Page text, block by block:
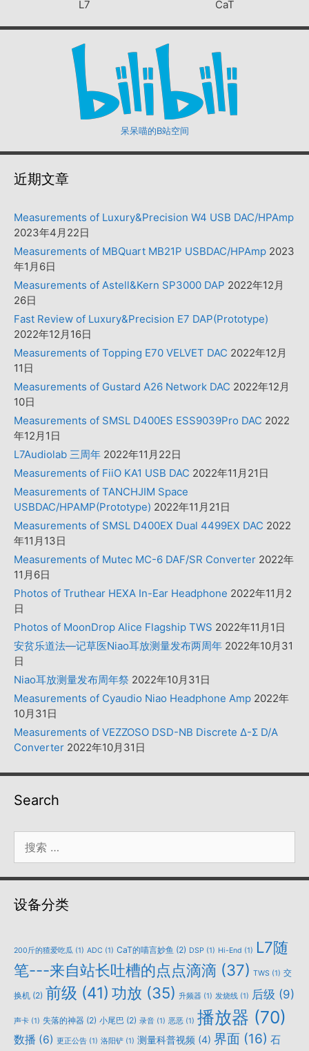
L7 CaT
呆呆喵的B站空间
近期文章
Measurements of Luxury&Precision W4 USB DAC/HPAmp
2023年4月22日
Measurements of MBQuart MB21P USBDAC/HPAmp 2023
年1月6日
Measurements of Astell&Kern SP3000 DAP 2022年12月
26日
Fast Review of Luxury&Precision E7 DAP(Prototype)
2022年12月16日
Measurements of Topping E70 VELVET DAC 2022年12月
11日
Measurements of Gustard A26 Network DAC 2022年12月
10日
Measurements of SMSL D400ES ESS9039Pro DAC 2022
年12月1日
L7Audiolab 三周年 2022年11月22日
Measurements of FiiO KA1 USB DAC 2022年11月21日
Measurements of TANCHJIM Space
USBDAC/HPAMP(Prototype) 2022年11月21日
Measurements of SMSL D400EX Dual 4499EX DAC 2022
年11月13日
Measurements of Mutec MC-6 DAF/SR Converter 2022年
11月6日
Photos of Truthear HEXA In-Ear Headphone 2022年11月2
日
Photos of MoonDrop Alice Flagship TWS 2022年11月1日
安贫乐道法—记草医Niao耳放测量发布两周年 2022年10月31
日
Niao耳放测量发布周年祭 2022年10月31日
Measurements of Cyaudio Niao Headphone Amp 2022年
10月31日
Measurements of VEZZOSO DSD-NB Discrete Δ-Σ D/A
Converter 2022年10月31日
Search
索：
设备分类
200斤的猹爱吃瓜 (1) ADC (1) CaT的喵言妙鱼 (2) DSP (1) Hi-End (1) L7随
笔---来自站长吐槽的点点滴滴 (37) TWS (1) 交
换机 (2) 前级 (41) 功放 (35) 升频器 (1) 发烧线 (1) 后级 (9)
声卡 (1) 失落的神器 (2) 小尾巴 (2) 录音 (1) 恶恶 (1) 播放器 (70)
数播 (6) 更正公告 (1) 洛阳铲 (1) 测量科普视频 (4) 界面 (16) 石